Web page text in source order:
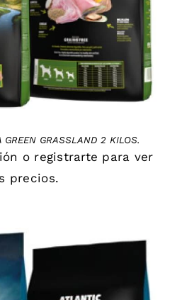
GREEN GRASSLAND 2 KILOS.
o registrarte para ver
precios.